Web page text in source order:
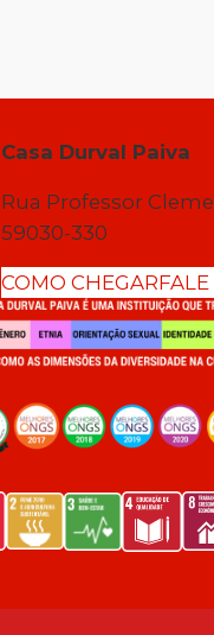
Casa Durval Paiva
Rua Professor
59030-330
COMO CHEGARFALE